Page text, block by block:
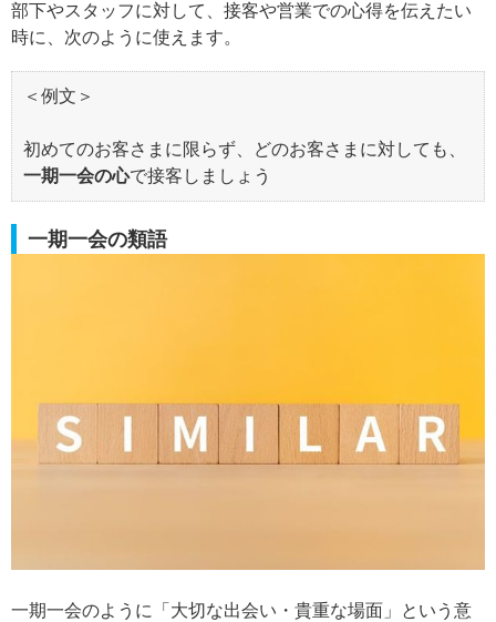
部下やスタッフに対して、接客や営業での心得を伝えたい
時に、次のように使えます。
＜例文＞
初めてのお客さまに限らず、どのお客さまに対しても、
一期一会の心で接客しましょう
一期一会の類語
一期一会のように「大切な出会い・貴重な場面」という意